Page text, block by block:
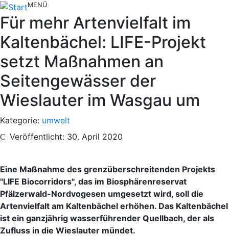
MENÜ
Für mehr Artenvielfalt im
Kaltenbächel: LIFE-Projekt
setzt Maßnahmen an
Seitengewässer der
Wieslauter im Wasgau um
Kategorie: umwelt
Veröffentlicht: 30. April 2020
Eine Maßnahme des grenzüberschreitenden Projekts
"LIFE Biocorridors", das im Biosphärenreservat
Pfälzerwald-Nordvogesen umgesetzt wird, soll die
Artenvielfalt am Kaltenbächel erhöhen. Das Kaltenbächel
ist ein ganzjährig wasserführender Quellbach, der als
Zufluss in die Wieslauter mündet.